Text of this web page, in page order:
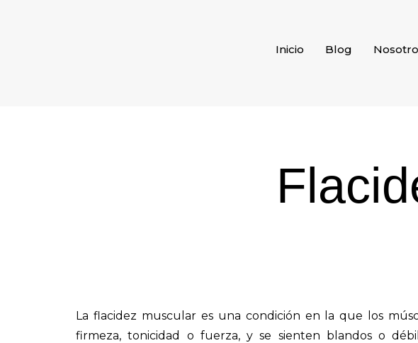
Inicio Blog
La flacidez muscular es una condición en la que los
firmeza, tonicidad o fuerza, y se sienten blandos o